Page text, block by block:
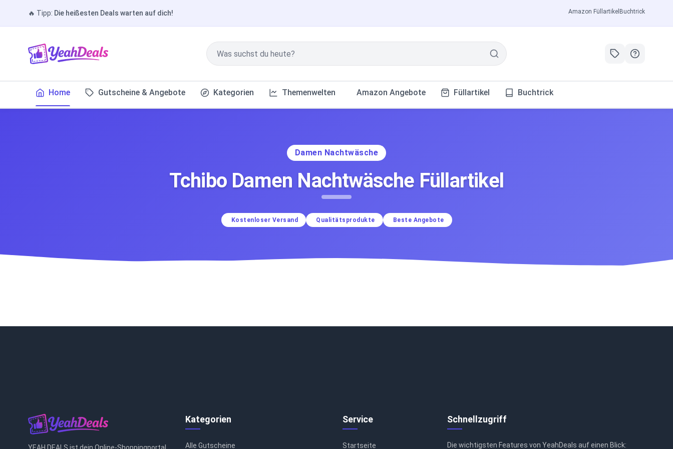
🔥 Tipp: Die heißesten Deals warten auf dich! Amazon Füllartikel Buchtrick
Home Gutscheine & Angebote Kategorien Themenwelten Amazon Angebote Füllartikel Buchtrick
Damen Nachtwäsche
Tchibo Damen Nachtwäsche Füllartikel
Kostenloser Versand Qualitätsprodukte Beste Angebote
Kategorien
Alle Gutscheine
Service
Startseite
Schnellzugriff
Die wichtigsten Features von YeahDeals auf einen Blick: